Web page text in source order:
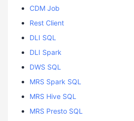
CDM Job
Rest Client
DLI SQL
DLI Spark
DWS SQL
MRS Spark SQL
MRS Hive SQL
MRS Presto SQL